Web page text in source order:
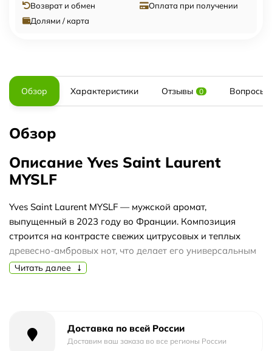
Возврат и обмен
Оплата при получении
Долями / карта
Обзор Характеристики Отзывы 0 Вопросы
Обзор
Описание Yves Saint Laurent
MYSLF
Yves Saint Laurent MYSLF — мужской аромат,
выпущенный в 2023 году во Франции. Композиция
строится на контрасте свежих цитрусовых и теплых
древесно-амбровых нот, что делает его универсальным
выбором для современного мужчины.
ощущение уверенности и комфорта. Переход от
цитрусовой свежести к теплым древесным оттенкам
Читать далее
Доставка по всей России
Доставим ваш заказа во все регионы России